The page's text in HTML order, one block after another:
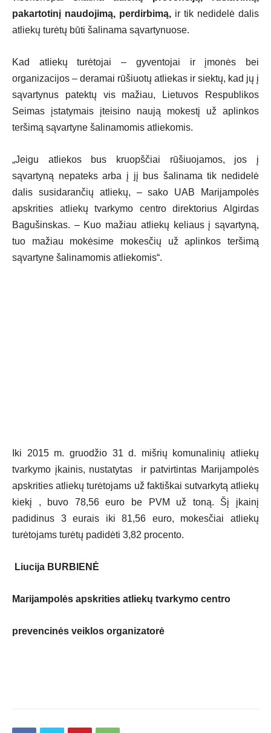
pakartotinį naudojimą, perdirbimą, ir tik nedidelė dalis
atliekų turėtų būti šalinama sąvartynuose.
Kad atliekų turėtojai – gyventojai ir įmonės bei
organizacijos – deramai rūšiuotų atliekas ir siektų, kad jų į
sąvartynus patektų vis mažiau, Lietuvos Respublikos
Seimas įstatymais įteisino naują mokestį už aplinkos
teršimą sąvartyne šalinamomis atliekomis.
„Jeigu atliekos bus kruopščiai rūšiuojamos, jos į
sąvartyną nepateks arba į jį bus šalinama tik nedidelė
dalis susidarančių atliekų, – sako UAB Marijampolės
apskrities atliekų tvarkymo centro direktorius Algirdas
Bagušinskas. – Kuo mažiau atliekų keliaus į sąvartyną,
tuo mažiau mokėsime mokesčių už aplinkos teršimą
sąvartyne šalinamomis atliekomis“.
Iki 2015 m. gruodžio 31 d. mišrių komunalinių atliekų
tvarkymo įkainis, nustatytas ir patvirtintas Marijampolės
apskrities atliekų turėtojams už faktiškai sutvarkytą atliekų
kiekį , buvo 78,56 euro be PVM už toną. Šį įkainį
padidinus 3 eurais iki 81,56 euro, mokesčiai atliekų
turėtojams turėtų padidėti 3,82 procento.
Liucija BURBIENĖ
Marijampolės apskrities atliekų tvarkymo centro
prevencinės veiklos organizatorė